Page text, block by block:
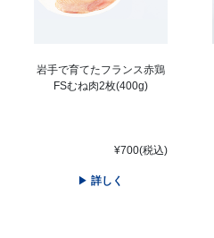
岩手で育てたフランス赤鶏
FSむね肉2枚(400g)
¥700(税込)
詳しく